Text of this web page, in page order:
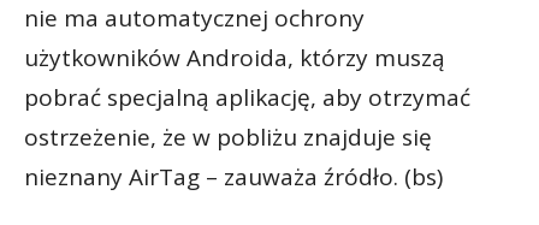
nie ma automatycznej ochrony
użytkowników Androida, którzy muszą
pobrać specjalną aplikację, aby otrzymać
ostrzeżenie, że w pobliżu znajduje się
nieznany AirTag – zauważa źródło. (bs)